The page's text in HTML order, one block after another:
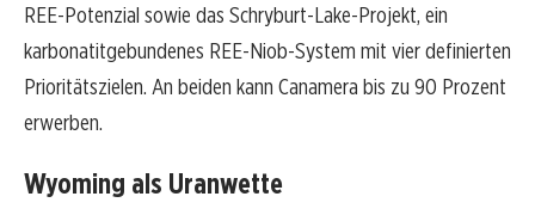
REE-Potenzial sowie das Schryburt-Lake-Projekt, ein
karbonatitgebundenes REE-Niob-System mit vier definierten
Prioritätszielen. An beiden kann Canamera bis zu 90 Prozent
erwerben.
Wyoming als Uranwette